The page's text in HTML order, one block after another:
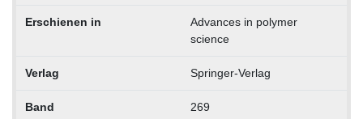
Erschienen in
Advances in polymer
science
Verlag Springer-Verlag
Band 269